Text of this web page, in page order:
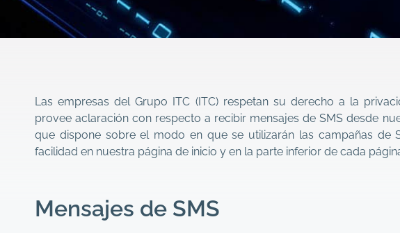
Las empresas del Grupo ITC (ITC) respetan su derecho a la
provee aclaración con respecto a recibir mensajes de SMS desde
que dispone sobre el modo en que se utilizarán las campañas de
facilidad en nuestra página de inicio y en la parte inferior de cada
Mensajes de SMS